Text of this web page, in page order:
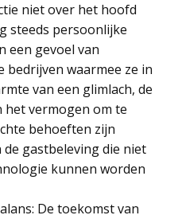
niet over het hoofd
steeds persoonlijke
een gevoel van
bedrijven waarmee ze in
van een glimlach, de
vermogen om te
behoeften zijn
de gastbeleving die niet
kunnen worden
De toekomst van